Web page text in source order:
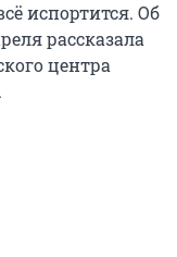
испортится. Об
рассказала
центра